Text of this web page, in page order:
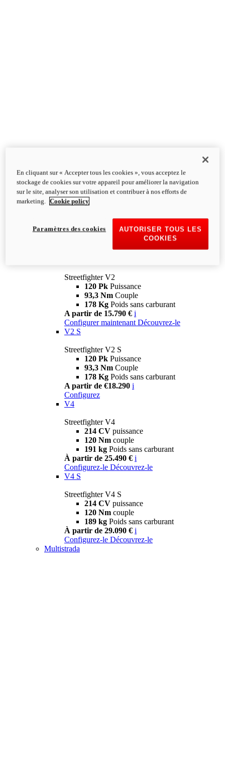
Streetfighter V2
120 Pk Puissance
93,3 Nm Couple
178 Kg Poids sans carburant
A partir de 15.790 € i
Configurer maintenant Découvrez-le
V2 S
Streetfighter V2 S
120 Pk Puissance
93,3 Nm Couple
178 Kg Poids sans carburant
A partir de €18.290 i
Configurez
V4
Streetfighter V4
214 CV puissance
120 Nm couple
191 kg Poids sans carburant
À partir de 25.490 € i
Configurez-le Découvrez-le
V4 S
Streetfighter V4 S
214 CV puissance
120 Nm couple
189 kg Poids sans carburant
À partir de 29.090 € i
Configurez-le Découvrez-le
Multistrada
En cliquant sur « Accepter tous les cookies », vous acceptez le
stockage de cookies sur votre appareil pour améliorer la navigation
sur le site, analyser son utilisation et contribuer à nos efforts de
marketing.
Cookie policy
AUTORISER TOUS LES
COOKIES
Paramètres des cookies